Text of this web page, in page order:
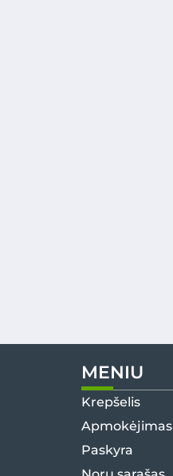
MENIU
Krepšelis
Apmokėjimas
Paskyra